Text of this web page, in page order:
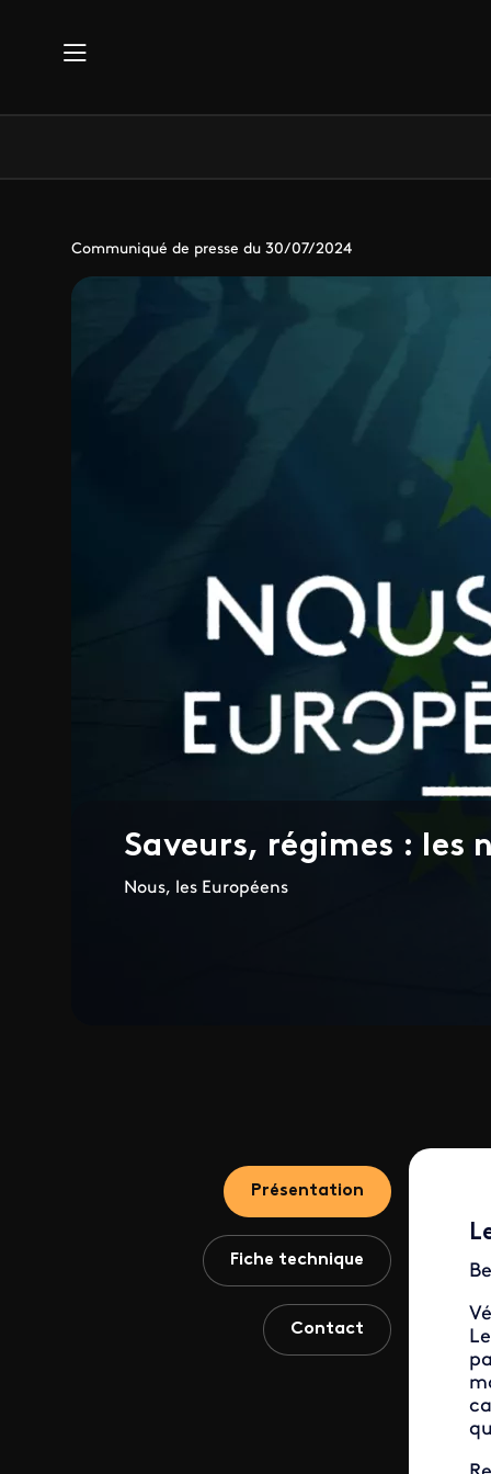
Communiqué de presse du 30/07/2024
Saveurs, régimes : les
Nous, les Européens
Présentation
Fiche technique
Contact